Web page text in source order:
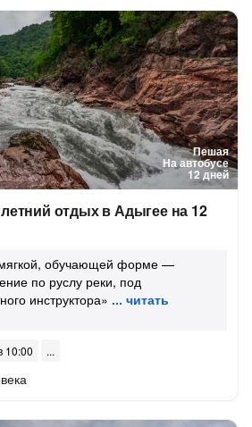
Пешая
На автобусе
12 дней
отдых в Адыгее на 12
обучающей форме —
по руслу реки, под
инструктора»
10:00